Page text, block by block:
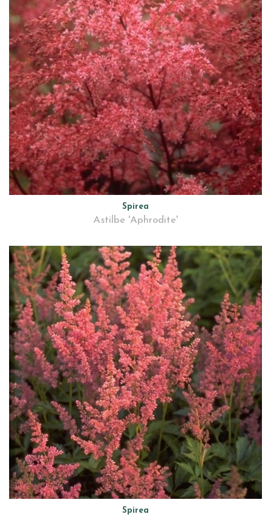
Spirea
Astilbe 'Aphrodite'
Spirea